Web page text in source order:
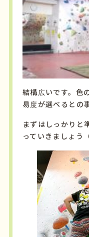
結構広いです。色
易度が選べるとの
まずはしっかりと
っていきましょう